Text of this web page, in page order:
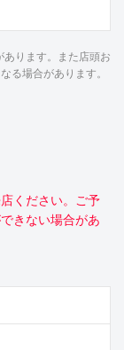
ります。また店頭お
る場合があります。
ください。ご予
きない場合があ